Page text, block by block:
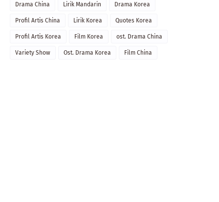
Drama China Lirik Mandarin Drama Korea
Profil Artis China Lirik Korea Quotes Korea
Profil Artis Korea Film Korea ost. Drama China
Variety Show Ost. Drama Korea Film China